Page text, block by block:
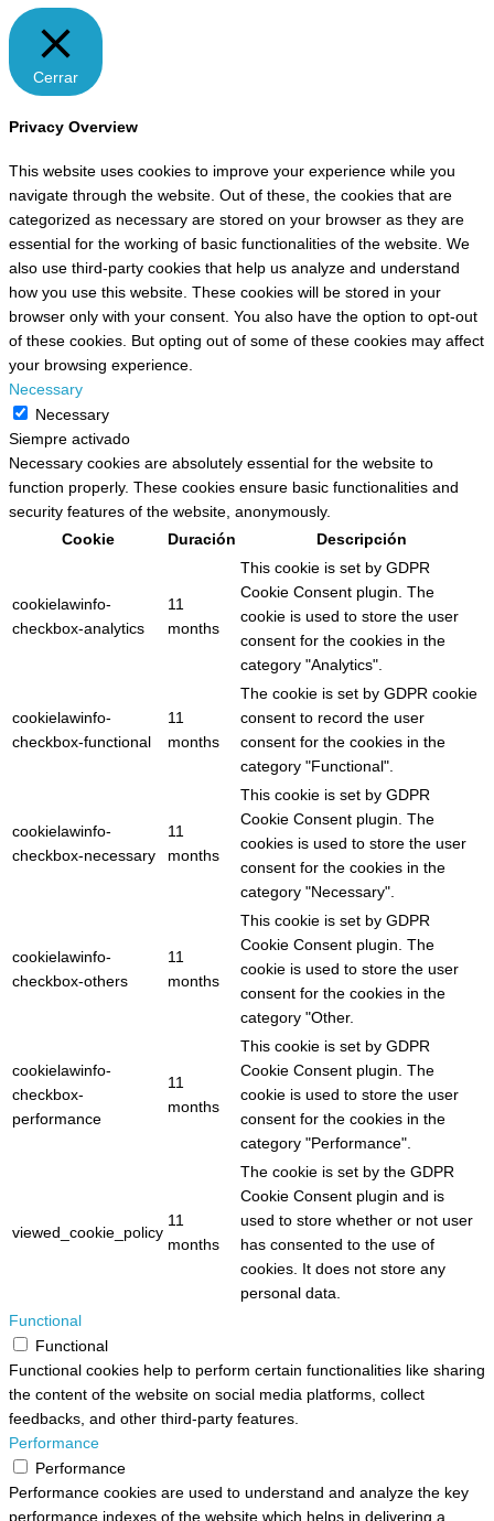
Cerrar
Privacy Overview
This website uses cookies to improve your experience while you
navigate through the website. Out of these, the cookies that are
categorized as necessary are stored on your browser as they are
essential for the working of basic functionalities of the website. We
also use third-party cookies that help us analyze and understand
how you use this website. These cookies will be stored in your
browser only with your consent. You also have the option to opt-out
of these cookies. But opting out of some of these cookies may affect
your browsing experience.
Necessary
Necessary
Siempre activado
Necessary cookies are absolutely essential for the website to
function properly. These cookies ensure basic functionalities and
security features of the website, anonymously.
Cookie
Duración Descripción
cookielawinfo-
checkbox-analytics
11
months
This cookie is set by GDPR
Cookie Consent plugin. The
cookie is used to store the user
consent for the cookies in the
category "Analytics".
cookielawinfo-
checkbox-functional
11
months
The cookie is set by GDPR cookie
consent to record the user
consent for the cookies in the
category "Functional".
cookielawinfo-
checkbox-necessary
11
months
This cookie is set by GDPR
Cookie Consent plugin. The
cookies is used to store the user
consent for the cookies in the
category "Necessary".
cookielawinfo-
checkbox-others
11
months
This cookie is set by GDPR
Cookie Consent plugin. The
cookie is used to store the user
consent for the cookies in the
category "Other.
cookielawinfo-
checkbox-
performance
11
months
This cookie is set by GDPR
Cookie Consent plugin. The
cookie is used to store the user
consent for the cookies in the
category "Performance".
viewed_cookie_policy
11
months
The cookie is set by the GDPR
Cookie Consent plugin and is
used to store whether or not user
has consented to the use of
cookies. It does not store any
personal data.
Functional
Functional
Functional cookies help to perform certain functionalities like sharing
the content of the website on social media platforms, collect
feedbacks, and other third-party features.
Performance
Performance
Performance cookies are used to understand and analyze the key
performance indexes of the website which helps in delivering a